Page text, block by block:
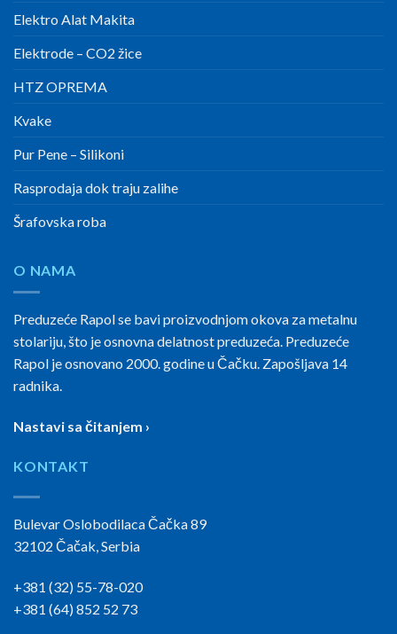
Elektro Alat Makita
Elektrode – CO2 žice
HTZ OPREMA
Kvake
Pur Pene – Silikoni
Rasprodaja dok traju zalihe
Šrafovska roba
O NAMA
Preduzeće Rapol se bavi proizvodnjom okova za metalnu
stolariju, što je osnovna delatnost preduzeća. Preduzeće
Rapol je osnovano 2000. godine u Čačku. Zapošljava 14
radnika.
Nastavi sa čitanjem ›
KONTAKT
Bulevar Oslobodilaca Čačka 89
32102 Čačak, Serbia
+381 (32) 55-78-020
+381 (64) 852 52 73